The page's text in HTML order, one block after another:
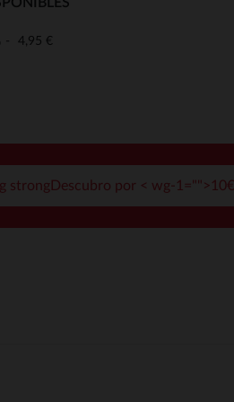
de privacidad, garantizando
4,95 €
strongDescubro por < wg-